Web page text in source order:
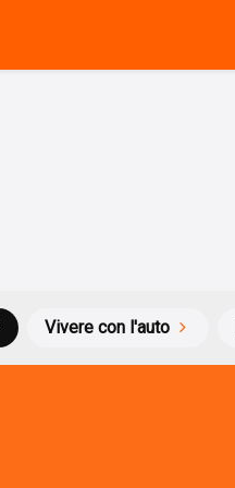
Vivere con l'auto